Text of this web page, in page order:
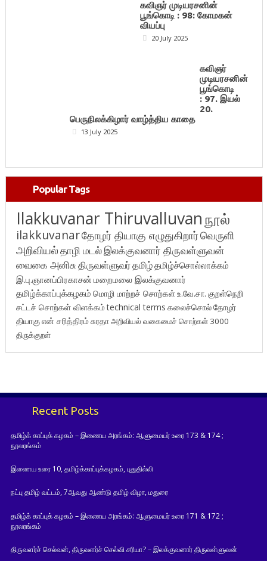
கவிஞர் முடியரசனின்
பூங்கொடி : 98: கோமகன்
வியப்பு
20 July 2025
கவிஞர்
முடியரசனின்
பூங்கொடி
: 97. இயல்
20.
பெருநிலக்கிழார் வாழ்த்திய காதை
13 July 2025
Popular Tags
Ilakkuvanar Thiruvalluvanநூல்
ilakkuvanarதோழர் தியாகு எழுதுகிறார்வெருளி
அறிவியல்தாழி மடல்இலக்குவனார் திருவள்ளுவன்
வைகை அனிசுதிருவள்ளுவர்தமிழ்தமிழ்ச்சொல்லாக்கம்
இ.பு.ஞானப்பிரகாசன் மறைமலை இலக்குவனார்
தமிழ்க்காப்புக்கழகம் மொழி மாற்றச் சொற்கள்உ.வே.சா. குறள்நெறி
சட்டச் சொற்கள் விளக்கம்technical terms கலைச்சொல்தோழர்
தியாகுஎன் சரித்திரம்சுரதாஅறிவியல் வகைமைச் சொற்கள் 3000
திருக்குறள்
Recent Posts
தமிழ்க் காப்புக் கழகம் – இணைய அரங்கம்: ஆளுமையர் உரை 173 & 174 ;
நூலரங்கம்
இணைய உரை 10, தமிழ்க்காப்புக்கழகம், புதுதில்லி
நட்பு தமிழ் வட்டம், 7ஆவது ஆண்டு தமிழ் விழா, மதுரை
தமிழ்க் காப்புக் கழகம் – இணைய அரங்கம்: ஆளுமையர் உரை 171 & 172 ;
நூலரங்கம்
திருவளர்ச் செல்வன், திருவளர்ச் செல்வி சரியா? – இலக்குவனார் திருவள்ளுவன்